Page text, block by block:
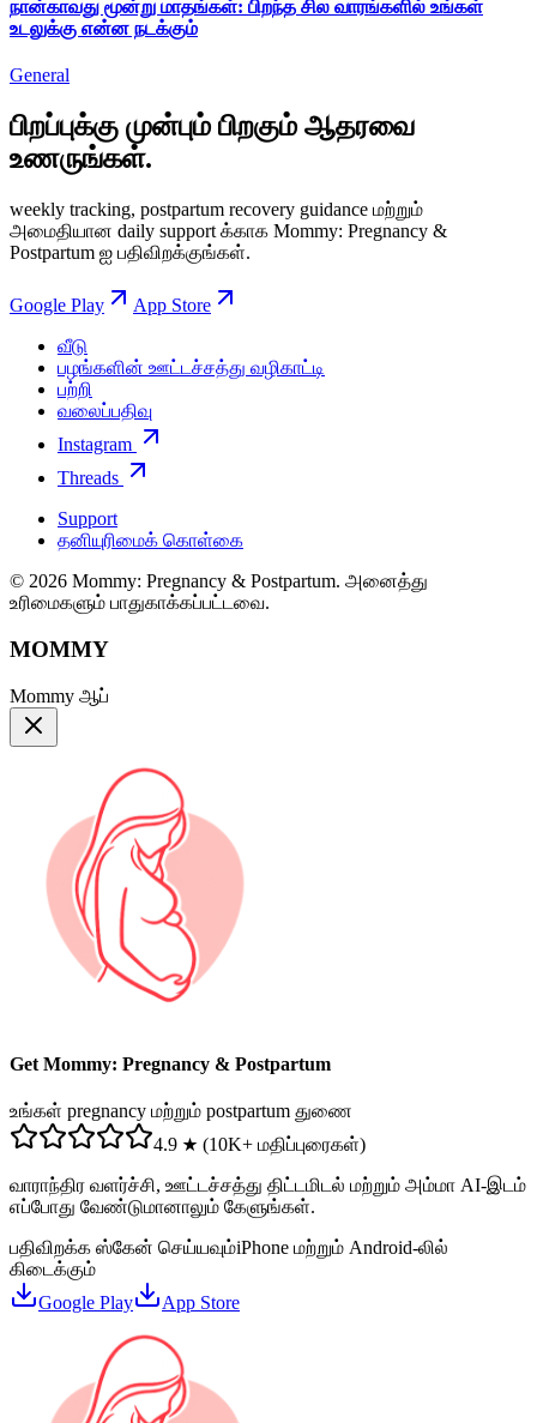
நான்காவது மூன்று மாதங்கள்: பிறந்த சில வாரங்களில் உங்கள்
உடலுக்கு என்ன நடக்கும்
General
பிறப்புக்கு முன்பும் பிறகும் ஆதரவை
உணருங்கள்.
weekly tracking, postpartum recovery guidance மற்றும்
அமைதியான daily support க்காக Mommy: Pregnancy &
Postpartum ஐ பதிவிறக்குங்கள்.
Google Play
App Store
வீடு
பழங்களின் ஊட்டச்சத்து வழிகாட்டி
பற்றி
வலைப்பதிவு
Instagram
Threads
Support
தனியுரிமைக் கொள்கை
© 2026 Mommy: Pregnancy & Postpartum. அனைத்து
உரிமைகளும் பாதுகாக்கப்பட்டவை.
MOMMY
Mommy ஆப்
Get Mommy: Pregnancy & Postpartum
உங்கள் pregnancy மற்றும் postpartum துணை
4.9 ★ (10K+ மதிப்புரைகள்)
வாராந்திர வளர்ச்சி, ஊட்டச்சத்து திட்டமிடல் மற்றும் அம்மா AI-இடம்
எப்போது வேண்டுமானாலும் கேளுங்கள்.
பதிவிறக்க ஸ்கேன் செய்யவும்iPhone மற்றும் Android-லில்
கிடைக்கும்
Google Play
App Store